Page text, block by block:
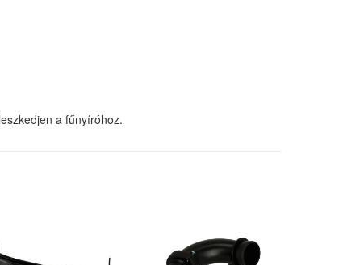
a fűnyíróhoz.